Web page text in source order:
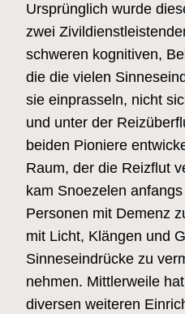
Ursprünglich wurde
zwei
schweren kognitiven,
die die vielen
sie einprasseln, nicht
und unter der
beiden Pioniere
Raum, der die Reizflut
kam Snoezelen
Personen mit Demenz
mit Licht, Klängen und
Sinneseindrücke zu
nehmen. Mittlerweile
diversen weiteren